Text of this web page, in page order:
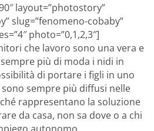
layout=”photostory”
slug=”fenomeno-cobaby”
photo=”0,1,2,3″]
che lavoro sono una vera e
più di moda i nidi in
di portare i figli in uno
sempre più diffusi nelle
rappresentano la soluzione
da casa, non sa dove o a chi